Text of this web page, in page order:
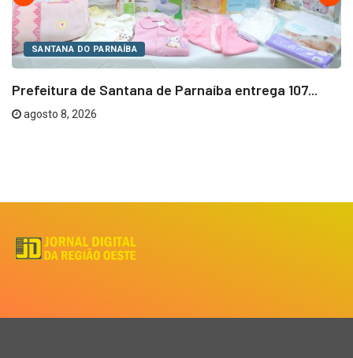
SANTANA DO PARNAÍBA
Prefeitura de Santana de Parnaíba entrega 107...
agosto 8, 2026